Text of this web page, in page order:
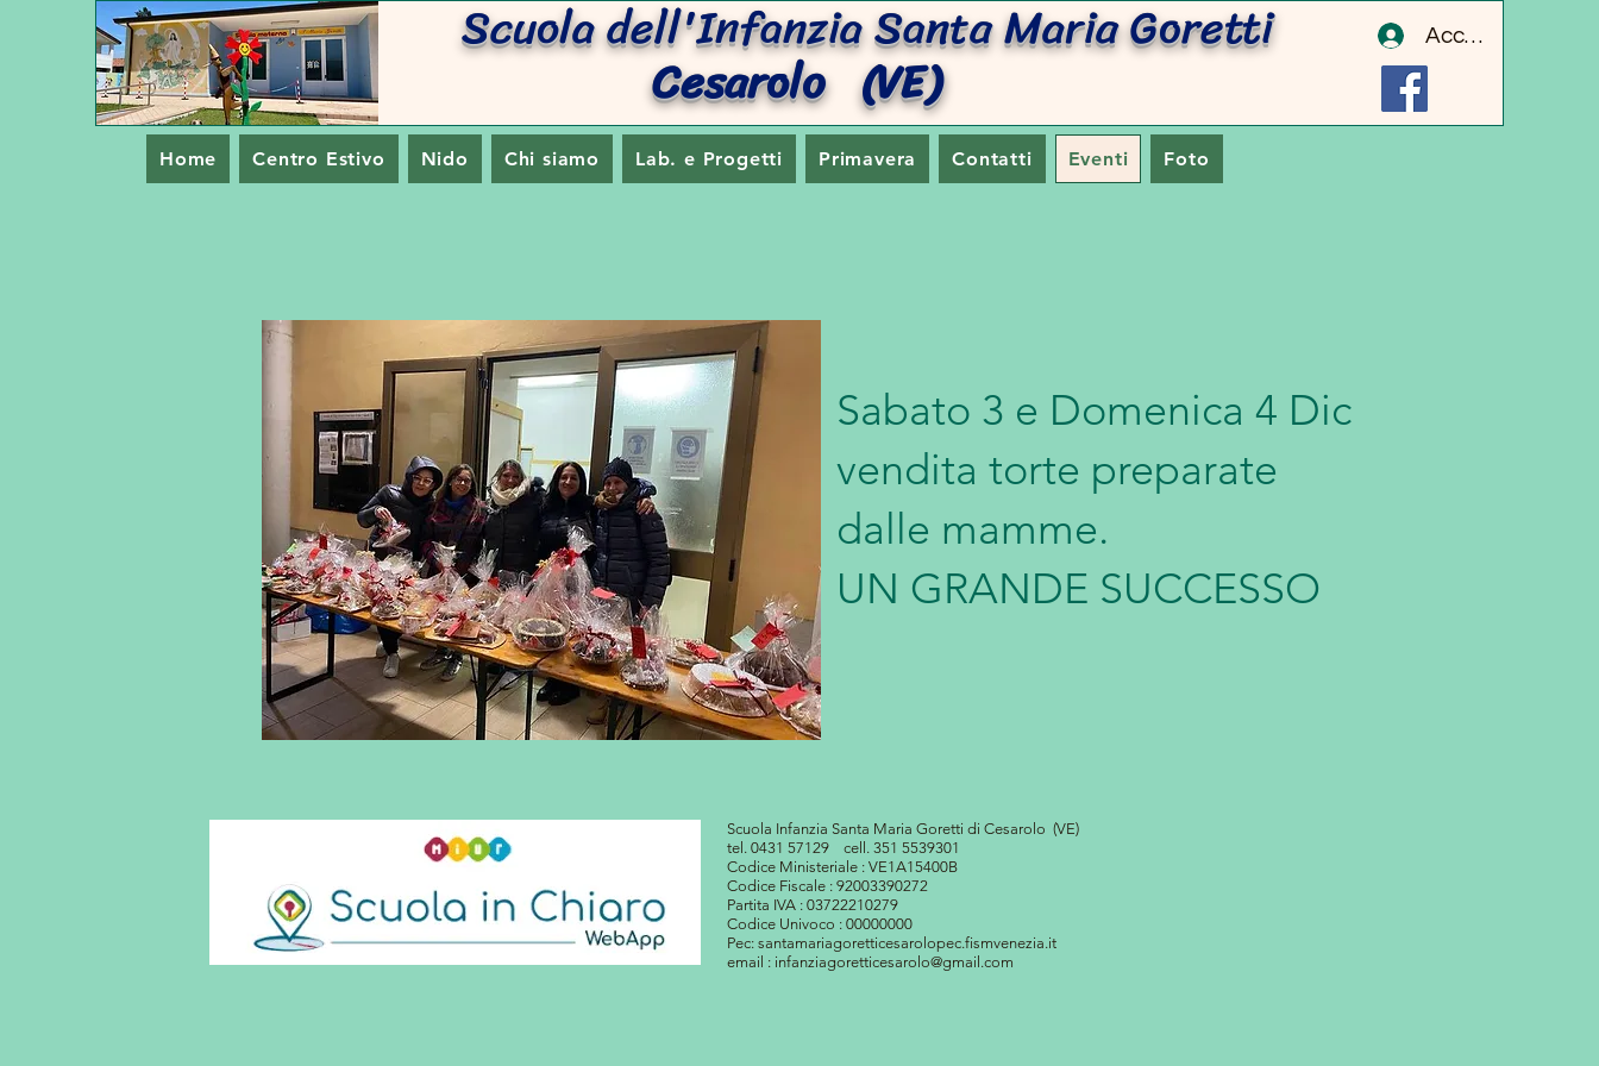
Accedi
Scuola dell'Infanzia Santa Maria Goretti
Cesarolo (VE)
Home Centro Estivo Nido Chi siamo Lab. e Progetti Primavera Contatti Eventi Foto
Sabato 3 e Domenica 4 Dic
vendita torte preparate
dalle mamme.
UN GRANDE SUCCESSO
Scuola Infanzia Santa Maria Goretti di Cesarolo (VE)
tel. 0431 57129 cell. 351 5539301
Codice Ministeriale : VE1A15400B
Codice Fiscale : 92003390272
Partita IVA : 03722210279
Codice Univoco : 00000000
Pec: santamariagoretticesarolopec.fismvenezia.it
email : infanziagoretticesarolo@gmail.com